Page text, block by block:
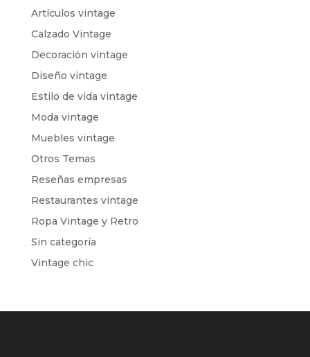
Artículos vintage
Calzado Vintage
Decoración vintage
Diseño vintage
Estilo de vida vintage
Moda vintage
Muebles vintage
Otros Temas
Reseñas empresas
Restaurantes vintage
Ropa Vintage y Retro
Sin categoría
Vintage chic